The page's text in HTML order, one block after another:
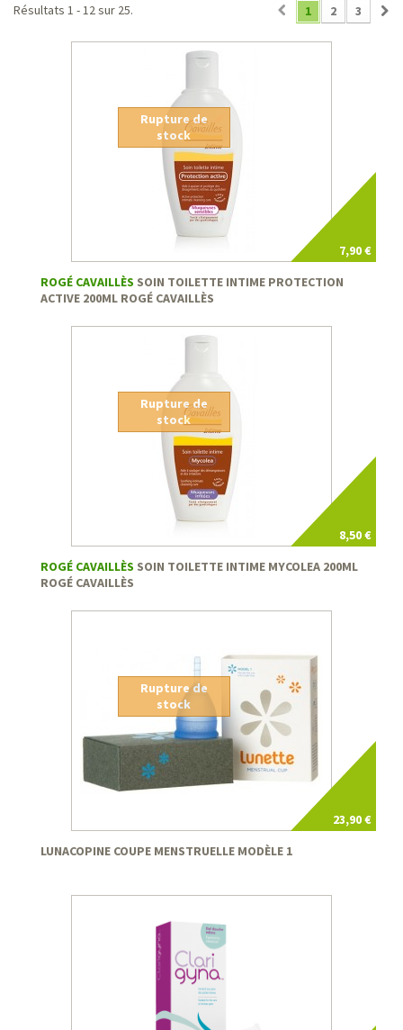
1 2 3
Résultats 1 - 12 sur 25.
7,90 €
Rupture de
stock
ROGÉ CAVAILLÈS SOIN TOILETTE INTIME PROTECTION
ACTIVE 200ML ROGÉ CAVAILLÈS
8,50 €
Rupture de
stock
ROGÉ CAVAILLÈS SOIN TOILETTE INTIME MYCOLEA 200ML
ROGÉ CAVAILLÈS
23,90 €
Rupture de
stock
LUNACOPINE COUPE MENSTRUELLE MODÈLE 1